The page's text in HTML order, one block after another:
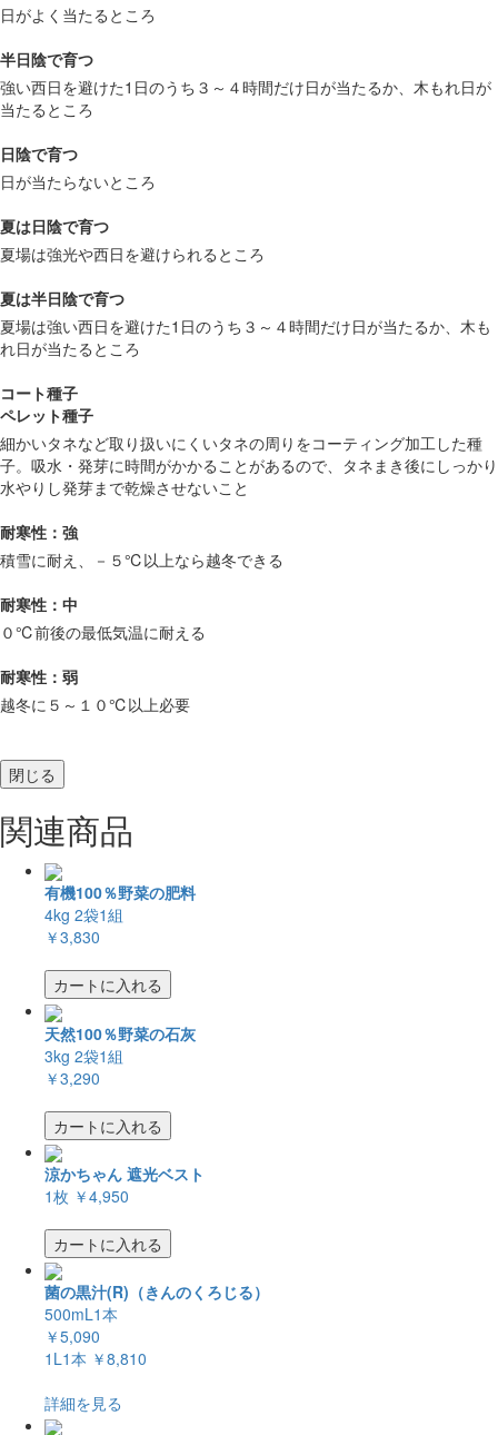
日がよく当たるところ
半日陰で育つ
強い西日を避けた1日のうち３～４時間だけ日が当たるか、木もれ日が
当たるところ
日陰で育つ
日が当たらないところ
夏は日陰で育つ
夏場は強光や西日を避けられるところ
夏は半日陰で育つ
夏場は強い西日を避けた1日のうち３～４時間だけ日が当たるか、木も
れ日が当たるところ
コート種子
ペレット種子
細かいタネなど取り扱いにくいタネの周りをコーティング加工した種
子。吸水・発芽に時間がかかることがあるので、タネまき後にしっかり
水やりし発芽まで乾燥させないこと
耐寒性：強
積雪に耐え、－５℃以上なら越冬できる
耐寒性：中
０℃前後の最低気温に耐える
耐寒性：弱
越冬に５～１０℃以上必要
閉じる
関連商品
有機100％野菜の肥料
4kg 2袋1組
￥3,830
カートに入れる
天然100％野菜の石灰
3kg 2袋1組
￥3,290
カートに入れる
涼かちゃん 遮光ベスト
1枚 ￥4,950
カートに入れる
菌の黒汁(R)（きんのくろじる）
500mL1本
￥5,090
1L1本 ￥8,810
詳細を見る